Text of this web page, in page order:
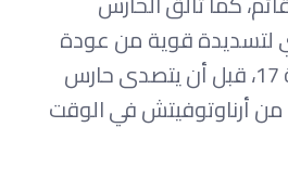
لتسديدة قوية من عودة
الفاخوري في الدقيقة 17، قبل أن يتصدى حارس
من أرناوتوفيتش في الوقت